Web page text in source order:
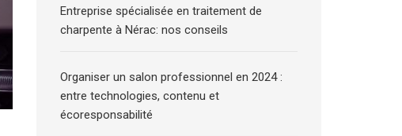
Entreprise spécialisée en traitement de
charpente à Nérac: nos conseils
Organiser un salon professionnel en 2024 :
entre technologies, contenu et
écoresponsabilité